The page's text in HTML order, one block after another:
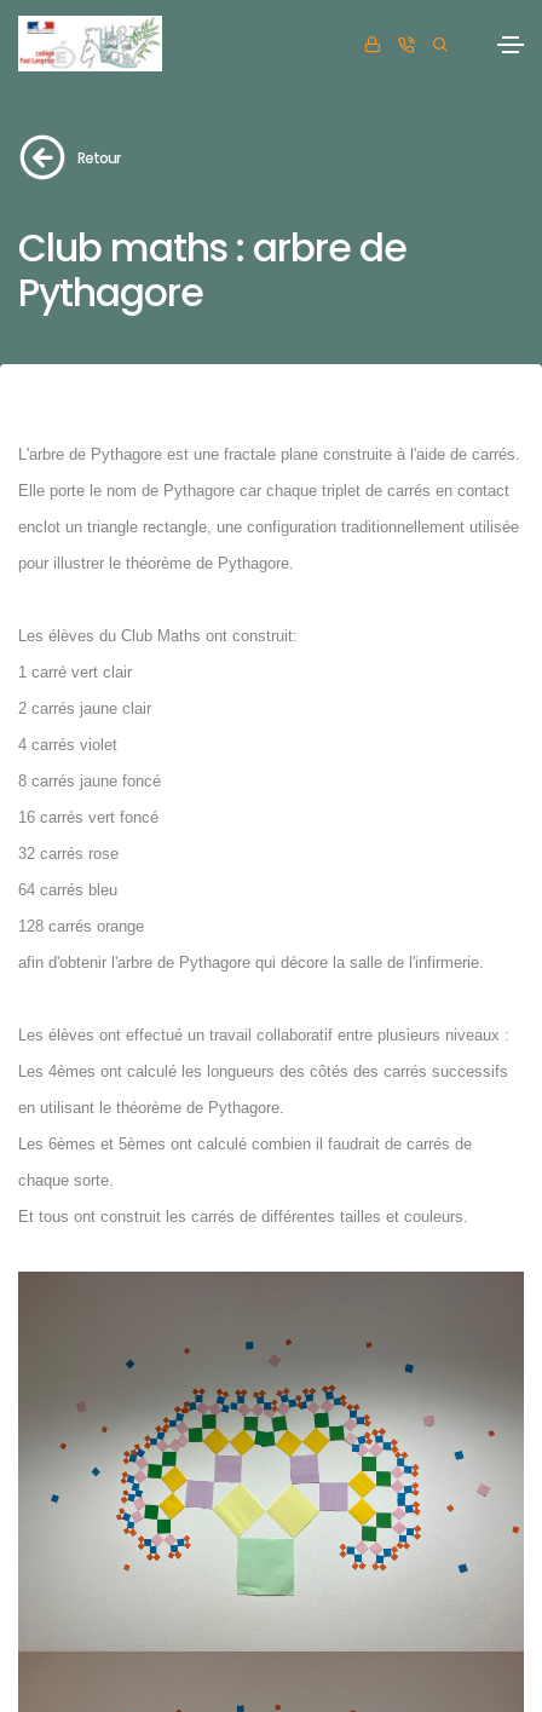
Retour
Club maths : arbre de
Pythagore
L'arbre de Pythagore est une fractale plane construite à l'aide de carrés.
Elle porte le nom de Pythagore car chaque triplet de carrés en contact
enclot un triangle rectangle, une configuration traditionnellement utilisée
pour illustrer le théorème de Pythagore.
Les élèves du Club Maths ont construit:
1 carré vert clair
2 carrés jaune clair
4 carrés violet
8 carrés jaune foncé
16 carrés vert foncé
32 carrés rose
64 carrés bleu
128 carrés orange
afin d'obtenir l'arbre de Pythagore qui décore la salle de l'infirmerie.
Les élèves ont effectué un travail collaboratif entre plusieurs niveaux :
Les 4èmes ont calculé les longueurs des côtés des carrés successifs
en utilisant le théorème de Pythagore.
Les 6èmes et 5èmes ont calculé combien il faudrait de carrés de
chaque sorte.
Et tous ont construit les carrés de différentes tailles et couleurs.